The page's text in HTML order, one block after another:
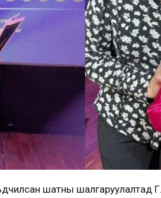
шатны шалгаруулалтад